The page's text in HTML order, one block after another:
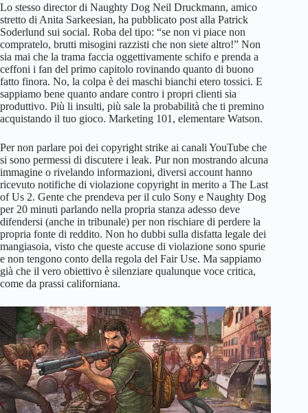
Lo stesso director di Naughty Dog Neil Druckmann, amico
stretto di Anita Sarkeesian, ha pubblicato post alla Patrick
Soderlund sui social. Roba del tipo: “se non vi piace non
compratelo, brutti misogini razzisti che non siete altro!” Non
sia mai che la trama faccia oggettivamente schifo e prenda a
ceffoni i fan del primo capitolo rovinando quanto di buono
fatto finora. No, la colpa è dei maschi bianchi etero tossici. E
sappiamo bene quanto andare contro i propri clienti sia
produttivo. Più li insulti, più sale la probabilità che ti premino
acquistando il tuo gioco. Marketing 101, elementare Watson.
Per non parlare poi dei copyright strike ai canali YouTube che
si sono permessi di discutere i leak. Pur non mostrando alcuna
immagine o rivelando informazioni, diversi account hanno
ricevuto notifiche di violazione copyright in merito a The Last
of Us 2. Gente che prendeva per il culo Sony e Naughty Dog
per 20 minuti parlando nella propria stanza adesso deve
difendersi (anche in tribunale) per non rischiare di perdere la
propria fonte di reddito. Non ho dubbi sulla disfatta legale dei
mangiasoia, visto che queste accuse di violazione sono spurie
e non tengono conto della regola del Fair Use. Ma sappiamo
già che il vero obiettivo è silenziare qualunque voce critica,
come da prassi californiana.